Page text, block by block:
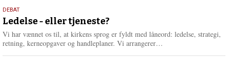
e
e
10.
juni
2026
DEBAT
Ledelse - eller tjeneste?
Vi har vænnet os til, at kirkens sprog er fyldt med låneord: ledelse, strategi,
retning, kerneopgaver og handleplaner. Vi arrangerer…